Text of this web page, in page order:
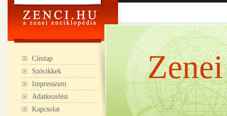
Címlap
Szócikkek
Impresszum
Adatkezelési
Kapcsolat